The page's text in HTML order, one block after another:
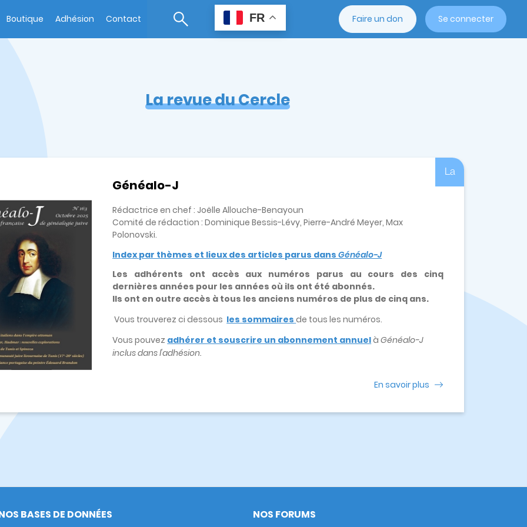
Boutique Adhésion Contact FR Faire un don Se connecter
La revue du Cercle
La
Généalo-J
Rédactrice en chef : Joëlle Allouche-Benayoun
Comité de rédaction : Dominique Bessis-Lévy, Pierre-André Meyer, Max
Polonovski.
Index par thèmes et lieux des articles parus dansGénéalo-J
Les adhérents ont accès aux numéros parus au cours des cinq
dernières années pour les années où ils ont été abonnés.
Ils ont en outre accès à tous les anciens numéros de plus de cinq ans.
Vous trouverez ci dessous les sommaires de tous les numéros.
Vous pouvez adhérer et souscrire un abonnement annuelàGénéalo-J
inclus dans l'adhésion.
En savoir plus
BASES DE DONNÉES NOS FORUMS